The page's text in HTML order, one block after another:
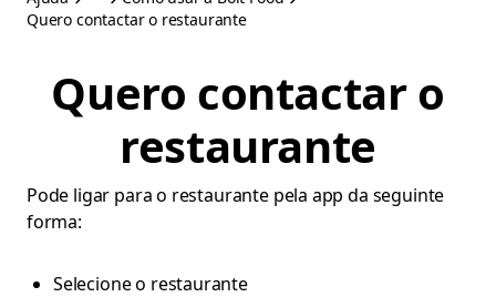
Quero contactar o restaurante
Quero contactar o
restaurante
Pode ligar para o restaurante pela app da seguinte
forma:
Selecione o restaurante